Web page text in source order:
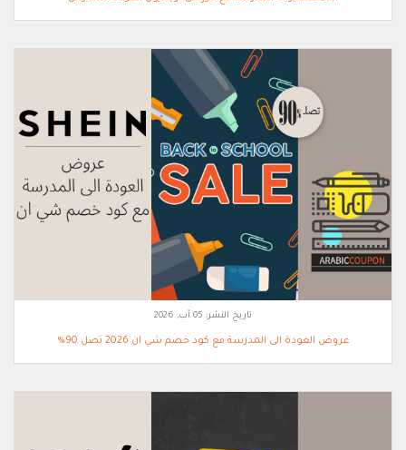
تاريخ النشر: 05 آب, 2026
عروض العودة الى المدرسة مع كود خصم شي ان 2026 تصل 90%